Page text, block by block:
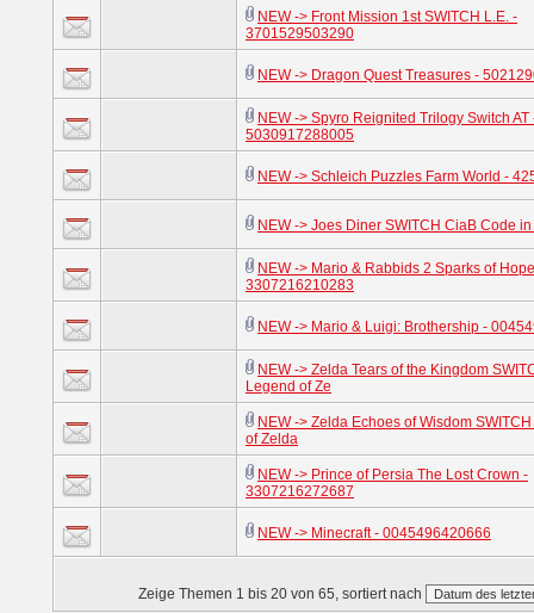
NEW -> Front Mission 1st SWITCH L.E. -
3701529503290
NEW -> Dragon Quest Treasures -
NEW -> Spyro Reignited Trilogy Switch AT
5030917288005
NEW -> Schleich Puzzles Farm World -
NEW -> Joes Diner SWITCH CiaB Code
NEW -> Mario & Rabbids 2 Sparks of
3307216210283
NEW -> Mario & Luigi: Brothership -
NEW -> Zelda Tears of the Kingdom
Legend of Ze
NEW -> Zelda Echoes of Wisdom
of Zelda
NEW -> Prince of Persia The Lost Crown -
3307216272687
NEW -> Minecraft - 0045496420666
Zeige Themen 1 bis 20 von 65, sortiert nach